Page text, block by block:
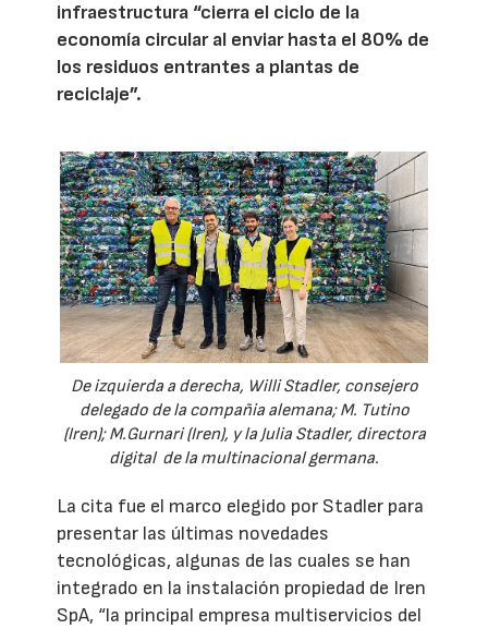
infraestructura “cierra el ciclo de la
economía circular al enviar hasta el 80% de
los residuos entrantes a plantas de
reciclaje”.
De izquierda a derecha, Willi Stadler, consejero
delegado de la compañia alemana; M. Tutino
(Iren); M.Gurnari (Iren), y la Julia Stadler, directora
digital de la multinacional germana.
La cita fue el marco elegido por Stadler para
presentar las últimas novedades
tecnológicas, algunas de las cuales se han
integrado en la instalación propiedad de Iren
SpA, “la principal empresa multiservicios del